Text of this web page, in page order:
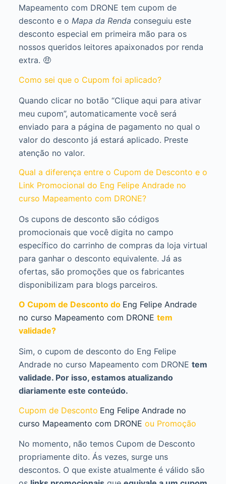
Mapeamento com DRONE tem cupom de
desconto e o Mapa da Renda conseguiu este
desconto especial em primeira mão para os
nossos queridos leitores apaixonados por renda
extra. 🤑
Como sei que o Cupom foi aplicado?
Quando clicar no botão “Clique aqui para ativar
meu cupom”, automaticamente você será
enviado para a página de pagamento no qual o
valor do desconto já estará aplicado. Preste
atenção no valor.
Qual a diferença entre o Cupom de Desconto e o
Link Promocional do Eng Felipe Andrade no
curso Mapeamento com DRONE?
Os cupons de desconto são códigos
promocionais que você digita no campo
específico do carrinho de compras da loja virtual
para ganhar o desconto equivalente. Já as
ofertas, são promoções que os fabricantes
disponibilizam para blogs parceiros.
O Cupom de Desconto do Eng Felipe Andrade
no curso Mapeamento com DRONE tem
validade?
Sim, o cupom de desconto do Eng Felipe
Andrade no curso Mapeamento com DRONE tem
validade. Por isso, estamos atualizando
diariamente este conteúdo.
Cupom de Desconto Eng Felipe Andrade no
curso Mapeamento com DRONE ou Promoção
No momento, não temos Cupom de Desconto
propriamente dito. Ás vezes, surge uns
descontos. O que existe atualmente é válido são